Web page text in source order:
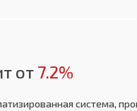
от 7.2%
система,